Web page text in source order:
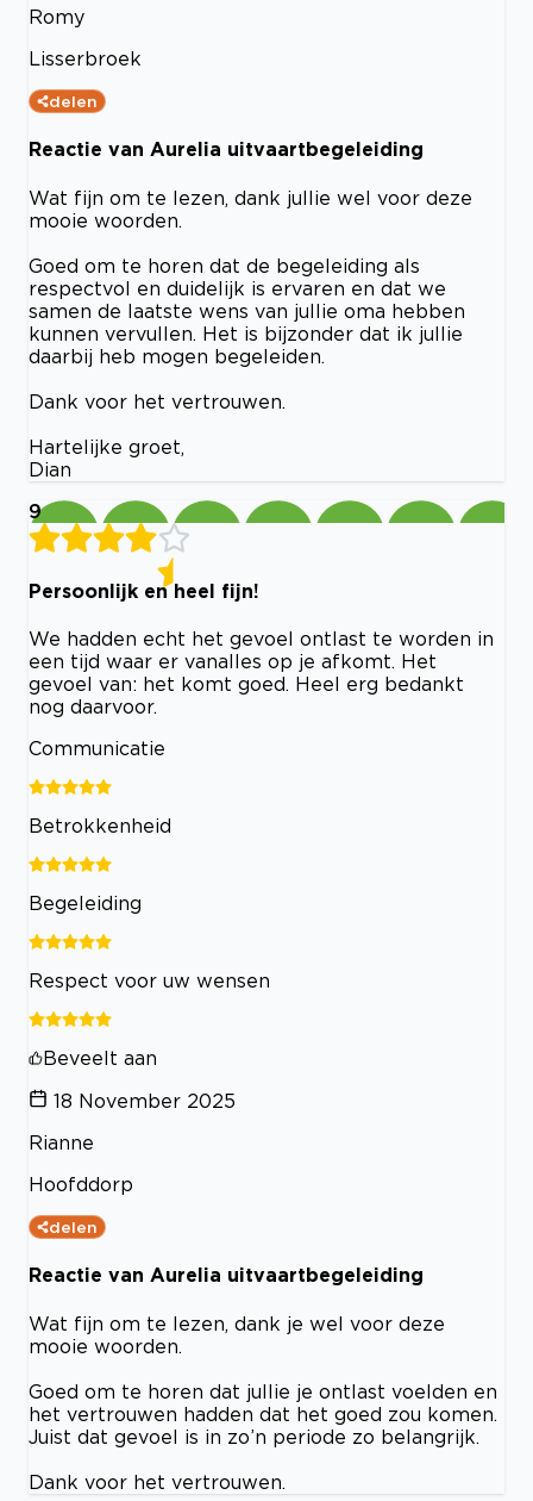
Romy
Lisserbroek
delen
Reactie van Aurelia uitvaartbegeleiding
Wat fijn om te lezen, dank jullie wel voor deze
mooie woorden.
Goed om te horen dat de begeleiding als
respectvol en duidelijk is ervaren en dat we
samen de laatste wens van jullie oma hebben
kunnen vervullen. Het is bijzonder dat ik jullie
daarbij heb mogen begeleiden.
Dank voor het vertrouwen.
Hartelijke groet,
Dian
9
Persoonlijk en heel fijn!
We hadden echt het gevoel ontlast te worden in
een tijd waar er vanalles op je afkomt. Het
gevoel van: het komt goed. Heel erg bedankt
nog daarvoor.
Communicatie
Betrokkenheid
Begeleiding
Respect voor uw wensen
Beveelt aan
18 November 2025
Rianne
Hoofddorp
delen
Reactie van Aurelia uitvaartbegeleiding
Wat fijn om te lezen, dank je wel voor deze
mooie woorden.
Goed om te horen dat jullie je ontlast voelden en
het vertrouwen hadden dat het goed zou komen.
Juist dat gevoel is in zo’n periode zo belangrijk.
Dank voor het vertrouwen.